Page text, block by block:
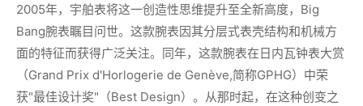
2005年，宇舶表将这一创造性思维提升至全新高度，Big
Bang腕表瞩目问世。这款腕表因其分层式表壳结构和机械方
面的特征而获得广泛关注。同年，这款腕表在日内瓦钟表大赏
（Grand Prix d'Horlogerie de Genève,简称GPHG）中荣
获"最佳设计奖"（Best Design）。从那时起，在这种创变之